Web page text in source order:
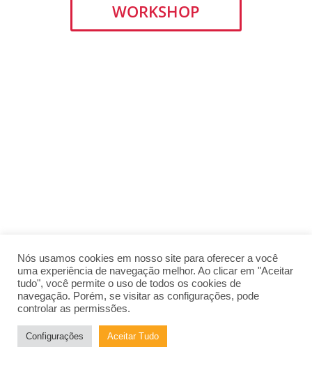
WORKSHOP
Nós usamos cookies em nosso site para oferecer a você
uma experiência de navegação melhor. Ao clicar em "Aceitar
tudo", você permite o uso de todos os cookies de
navegação. Porém, se visitar as configurações, pode
controlar as permissões.
Configurações Aceitar Tudo